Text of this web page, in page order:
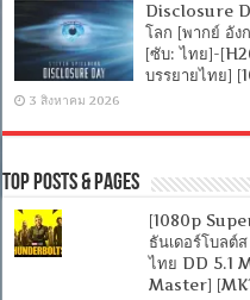
Disclosure
โลก [พากย์ อั
[ซับ: ไทย]-
บรรยายไทย]
3 สิงหาคม 2026
Top Posts & Pages
[1080p
ธันเดอร์โบลต์
ไทย DD 5.1
Master]